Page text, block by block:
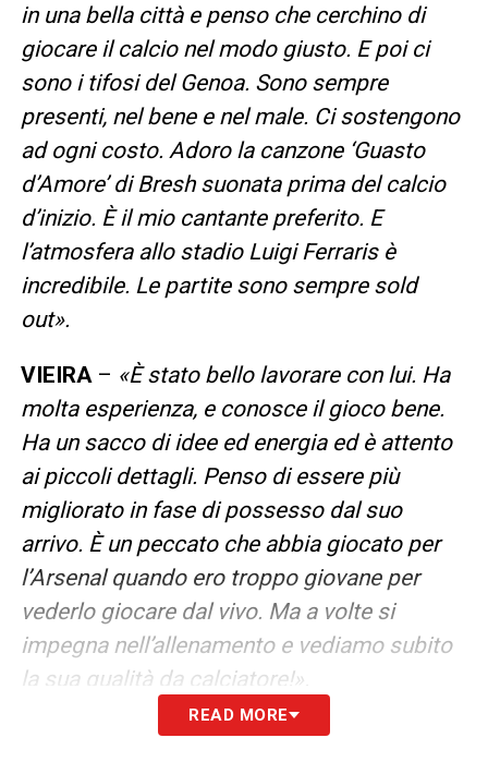
in una bella città e penso che cerchino di
giocare il calcio nel modo giusto. E poi ci
sono i tifosi del Genoa. Sono sempre
presenti, nel bene e nel male. Ci sostengono
ad ogni costo. Adoro la canzone ‘Guasto
d’Amore’ di Bresh suonata prima del calcio
d’inizio. È il mio cantante preferito. E
l’atmosfera allo stadio Luigi Ferraris è
incredibile. Le partite sono sempre sold
out».
VIEIRA– «È stato bello lavorare con lui. Ha
molta esperienza, e conosce il gioco bene.
Ha un sacco di idee ed energia ed è attento
ai piccoli dettagli. Penso di essere più
migliorato in fase di possesso dal suo
arrivo. È un peccato che abbia giocato per
l’Arsenal quando ero troppo giovane per
vederlo giocare dal vivo. Ma a volte si
impegna nell’allenamento e vediamo subito
la sua qualità da calciatore!».
READ MORE